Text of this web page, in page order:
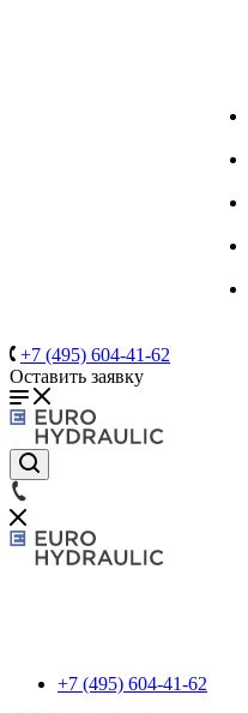
+7 (495) 604-41-62
Оставить заявку
+7 (495) 604-41-62